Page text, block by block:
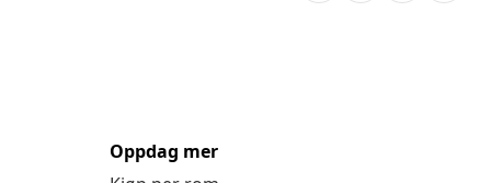
Oppdag mer